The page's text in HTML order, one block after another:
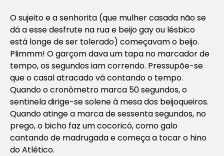
O sujeito e a senhorita (que mulher casada não se
dá a esse desfrute na rua e beijo gay ou lésbico
está longe de ser tolerado) começavam o beijo.
Plimmm! O garçom dava um tapa no marcador de
tempo, os segundos iam correndo. Pressupõe-se
que o casal atracado vá contando o tempo.
Quando o cronômetro marca 50 segundos, o
sentinela dirige-se solene à mesa dos beijoqueiros.
Quando atinge a marca de sessenta segundos, no
prego, o bicho faz um cocoricó, como galo
cantando de madrugada e começa a tocar o hino
do Atlético.